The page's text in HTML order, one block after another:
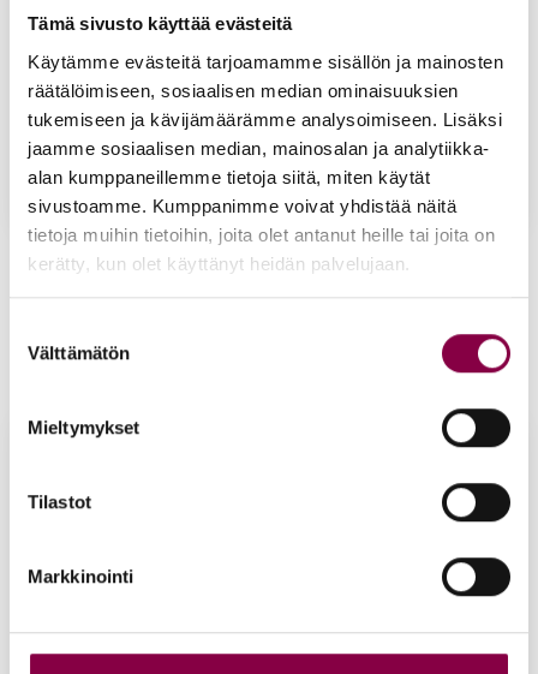
Tämä sivusto käyttää evästeitä
Käytämme evästeitä tarjoamamme sisällön ja mainosten
räätälöimiseen, sosiaalisen median ominaisuuksien
tukemiseen ja kävijämäärämme analysoimiseen. Lisäksi
jaamme sosiaalisen median, mainosalan ja analytiikka-
alan kumppaneillemme tietoja siitä, miten käytät
sivustoamme. Kumppanimme voivat yhdistää näitä
tietoja muihin tietoihin, joita olet antanut heille tai joita on
kerätty, kun olet käyttänyt heidän palvelujaan.
valinta
Välttämätön
Mieltymykset
Tilastot
Markkinointi
Ber­gal poi­kit­tais/pit­
kit­täis hol­vi­poh­jal­li­nen
ko­ko 42
Lisää ostoskoriin
Ber­gal poi­kit­tais­hol­vi­
poh­jal­li­nen ko­ko 36
Lisää ostoskoriin